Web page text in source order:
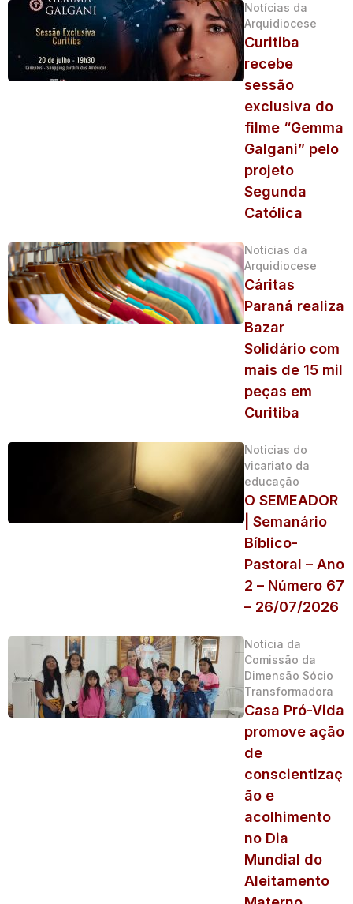
Notícias da
Arquidiocese
Curitiba
recebe
sessão
exclusiva do
filme “Gemma
Galgani” pelo
projeto
Segunda
Católica
Notícias da
Arquidiocese
Cáritas
Paraná realiza
Bazar
Solidário com
mais de 15 mil
peças em
Curitiba
Noticias do
vicariato da
educação
O SEMEADOR
| Semanário
Bíblico-
Pastoral – Ano
2 – Número 67
– 26/07/2026
Notícia da
Comissão da
Dimensão Sócio
Transformadora
Casa Pró-Vida
promove ação
de
conscientizaç
ão e
acolhimento
no Dia
Mundial do
Aleitamento